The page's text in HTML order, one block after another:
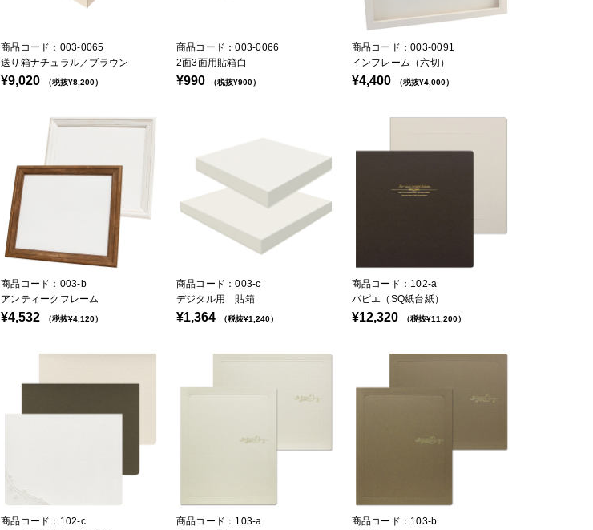
商品コード：003-0065
送り箱ナチュラル／ブラウン
¥9,020 （税抜¥8,200）
商品コード：003-0066
2面3面用貼箱白
¥990 （税抜¥900）
商品コード：003-0091
インフレーム（六切）
¥4,400 （税抜¥4,000）
商品コード：003-b
アンティークフレーム
¥4,532 （税抜¥4,120）
商品コード：003-c
デジタル用 貼箱
¥1,364 （税抜¥1,240）
商品コード：102-a
パピエ（SQ紙台紙）
¥12,320 （税抜¥11,200）
商品コード：102-c
商品コード：103-a
商品コード：103-b